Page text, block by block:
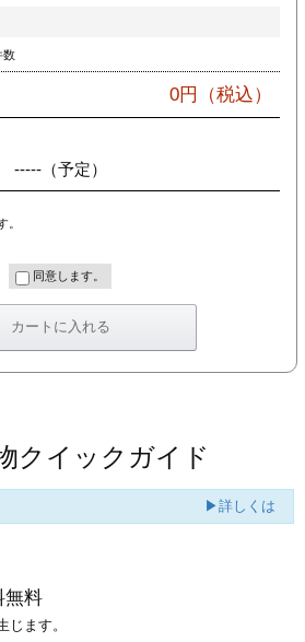
数
0円（税込）
-----（予定）
。
同意します。
クイックガイド
▶詳しくは
無料
ます。